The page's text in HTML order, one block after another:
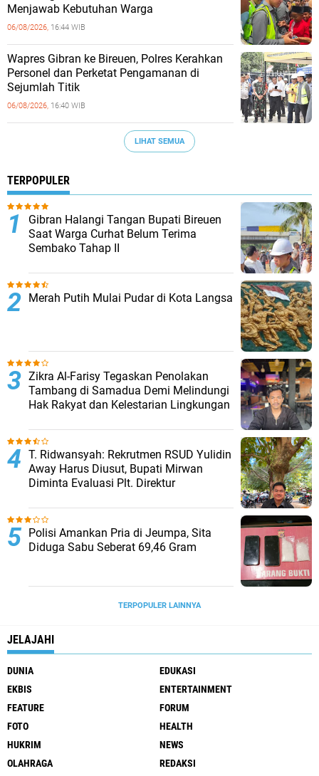
Menjawab Kebutuhan Warga
06/08/2026, 16:44 WIB
Wapres Gibran ke Bireuen, Polres Kerahkan
Personel dan Perketat Pengamanan di
Sejumlah Titik
06/08/2026, 16:40 WIB
LIHAT SEMUA
TERPOPULER
Gibran Halangi Tangan Bupati Bireuen
Saat Warga Curhat Belum Terima
Sembako Tahap II
Merah Putih Mulai Pudar di Kota Langsa
Zikra Al-Farisy Tegaskan Penolakan
Tambang di Samadua Demi Melindungi
Hak Rakyat dan Kelestarian Lingkungan
T. Ridwansyah: Rekrutmen RSUD Yulidin
Away Harus Diusut, Bupati Mirwan
Diminta Evaluasi Plt. Direktur
Polisi Amankan Pria di Jeumpa, Sita
Diduga Sabu Seberat 69,46 Gram
TERPOPULER LAINNYA
JELAJAHI
DUNIA
EDUKASI
EKBIS
ENTERTAINMENT
FEATURE
FORUM
FOTO
HEALTH
HUKRIM
NEWS
OLAHRAGA
REDAKSI